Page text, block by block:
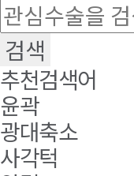
추천검색어
윤곽
광대축소
사각턱